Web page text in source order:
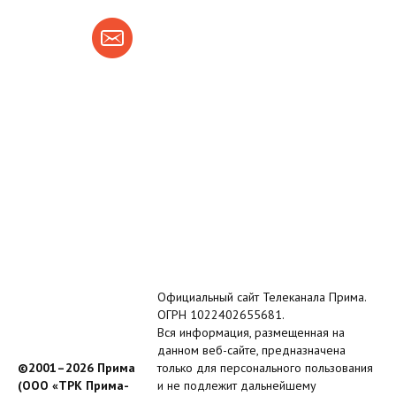
©2001–2026 Прима
(ООО «ТРК Прима-
Официальный сайт Телеканала Прима.
ОГРН 1022402655681.
Вся информация, размещенная на
данном веб-сайте, предназначена
только для персонального пользования
и не подлежит дальнейшему